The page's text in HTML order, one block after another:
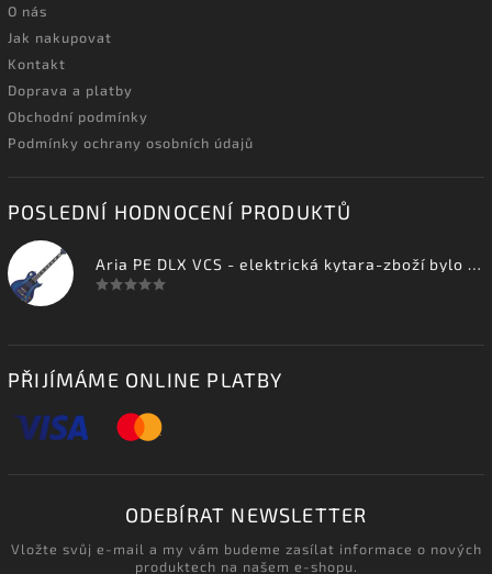
O nás
Jak nakupovat
Kontakt
Doprava a platby
Obchodní podmínky
Podmínky ochrany osobních údajů
POSLEDNÍ HODNOCENÍ PRODUKTŮ
Aria PE DLX VCS - elektrická kytara-zboží bylo vystaveno na prodejně
PŘIJÍMÁME ONLINE PLATBY
ODEBÍRAT NEWSLETTER
Vložte svůj e-mail a my vám budeme zasílat informace o nových
produktech na našem e-shopu.